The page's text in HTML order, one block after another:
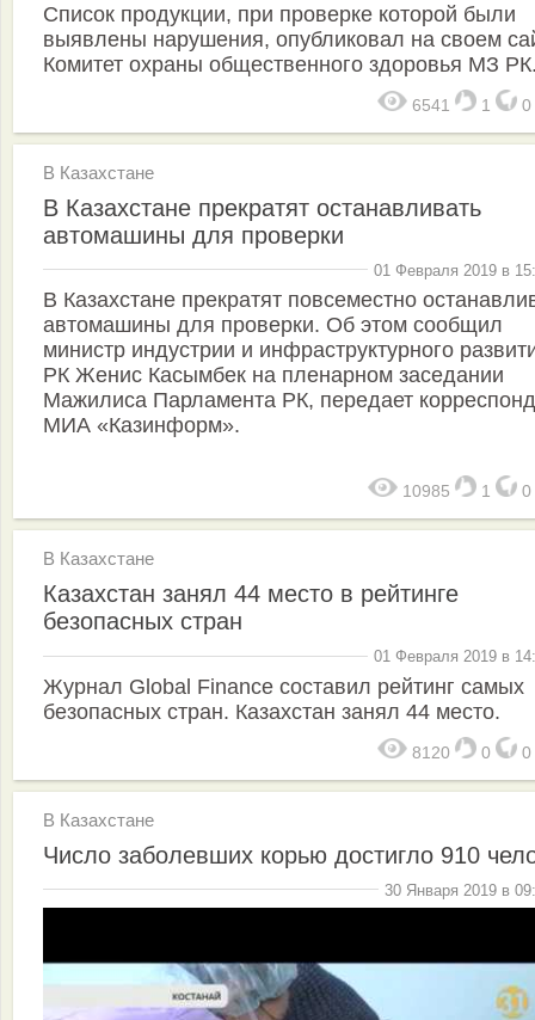
Список продукции, при проверке которой были
выявлены нарушения, опубликовал на своем
Комитет охраны общественного здоровья МЗ
6541 1 0
В Казахстане
В Казахстане прекратят останавливать
автомашины для проверки
01 Февраля 2019 в
В Казахстане прекратят повсеместно
автомашины для проверки. Об этом сообщил
министр индустрии и инфраструктурного
РК Женис Касымбек на пленарном заседании
Мажилиса Парламента РК, передает
МИА «Казинформ».
10985 1 0
В Казахстане
Казахстан занял 44 место в рейтинге
безопасных стран
01 Февраля 2019 в
Журнал Global Finance составил рейтинг самых
безопасных стран. Казахстан занял 44 место.
8120 0 0
В Казахстане
Число заболевших корью достигло 910
30 Января 2019 в